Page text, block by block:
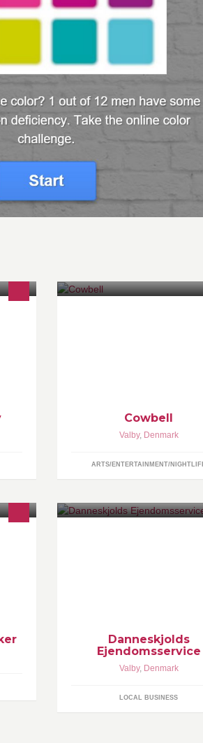
Cowbell
Valby, Denmark
ARTS/ENTERTAINMENT/
Danneskjolds
Ejendomsservice
Valby, Denmark
LOCAL BUSINESS